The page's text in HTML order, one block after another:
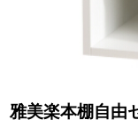
雅美楽本棚自由